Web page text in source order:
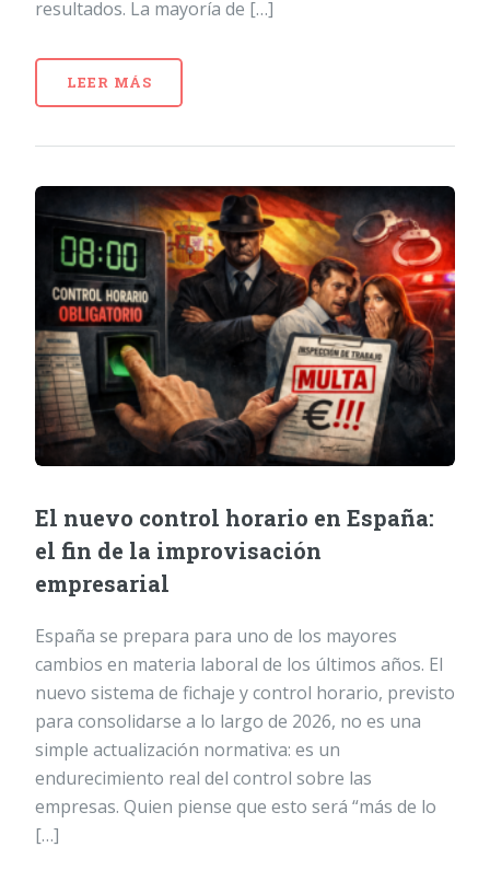
resultados. La mayoría de […]
LEER MÁS
El nuevo control horario en España:
el fin de la improvisación
empresarial
España se prepara para uno de los mayores
cambios en materia laboral de los últimos años. El
nuevo sistema de fichaje y control horario, previsto
para consolidarse a lo largo de 2026, no es una
simple actualización normativa: es un
endurecimiento real del control sobre las
empresas. Quien piense que esto será “más de lo
[…]